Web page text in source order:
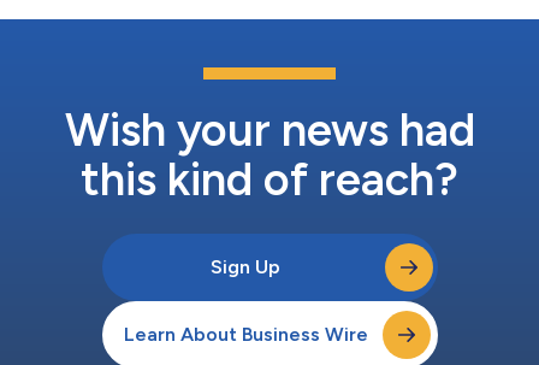
ューションを提供する有力な専門企業です。Visimindが提供する
生管理、完全なマッピングを実現しています。Visimindのソリュ
ーションは、OxTSの高精度慣性計測ユニット（IMU）とベロダ
（Alpha Prim...
Wish your news had
this kind of reach?
Sign Up
Learn About Business Wire